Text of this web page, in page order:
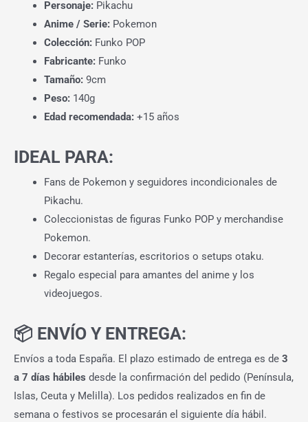
Personaje:Pikachu
Anime / Serie:Pokemon
Colección:Funko POP
Fabricante:Funko
Tamaño:9cm
Peso:140g
Edad recomendada:+15 años
IDEAL PARA:
Fans de Pokemon y seguidores incondicionales de
Pikachu.
Coleccionistas de figuras Funko POP y merchandise
Pokemon.
Decorar estanterías, escritorios o setups otaku.
Regalo especial para amantes del anime y los
videojuegos.
📦 ENVÍO Y ENTREGA:
Envíos a toda España. El plazo estimado de entrega es de 3
a 7 días hábiles desde la confirmación del pedido (Península,
Islas, Ceuta y Melilla). Los pedidos realizados en fin de
semana o festivos se procesarán el siguiente día hábil.